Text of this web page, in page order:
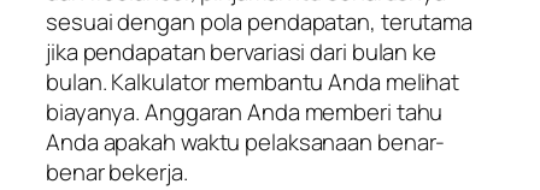
sesuai dengan pola pendapatan, terutama
jika pendapatan bervariasi dari bulan ke
bulan. Kalkulator membantu Anda melihat
biayanya. Anggaran Anda memberi tahu
Anda apakah waktu pelaksanaan benar-
benar bekerja.